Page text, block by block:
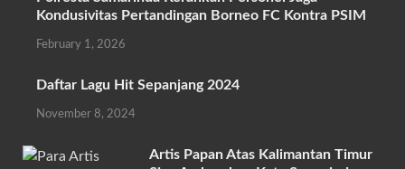
b
o
k
itt
er
at
p
p
ail ar
Kondusivitas Pertandingan Borneo FC Kontra PSIM
February 1, 2026
Daftar Lagu Hit Sepanjang 2024
November 8, 2024
Artis Papan Atas Kalimantan Timur